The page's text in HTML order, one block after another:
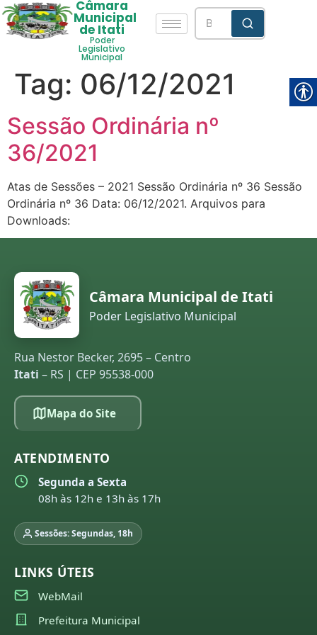
Câmara
Municipal
de Itati
Poder
Legislativo
Municipal
Tag: 06/12/2021
Sessão Ordinária nº
36/2021
Atas de Sessões – 2021 Sessão Ordinária nº 36 Sessão
Ordinária nº 36 Data: 06/12/2021. Arquivos para
Downloads:
Câmara Municipal de Itati
Poder Legislativo Municipal
Rua Nestor Becker, 2695 – Centro
Itati – RS | CEP 95538-000
Mapa do Site
ATENDIMENTO
Segunda a Sexta
08h às 12h e 13h às 17h
Sessões: Segundas, 18h
LINKS ÚTEIS
WebMail
Prefeitura Municipal